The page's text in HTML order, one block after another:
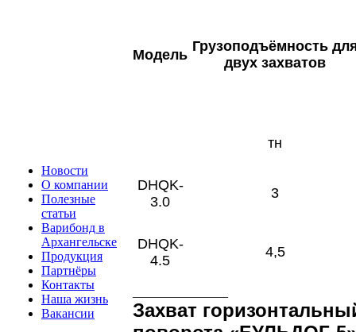
Новости
О компании
Полезные
статьи
Варибонд в
Архангельске
Продукция
Партнёры
Контакты
Наша жизнь
Вакансии
Модель
Грузоподъёмность
двух захватов
тн
DHQK-
3.0
3
DHQK-
4.5
4,5
Захват